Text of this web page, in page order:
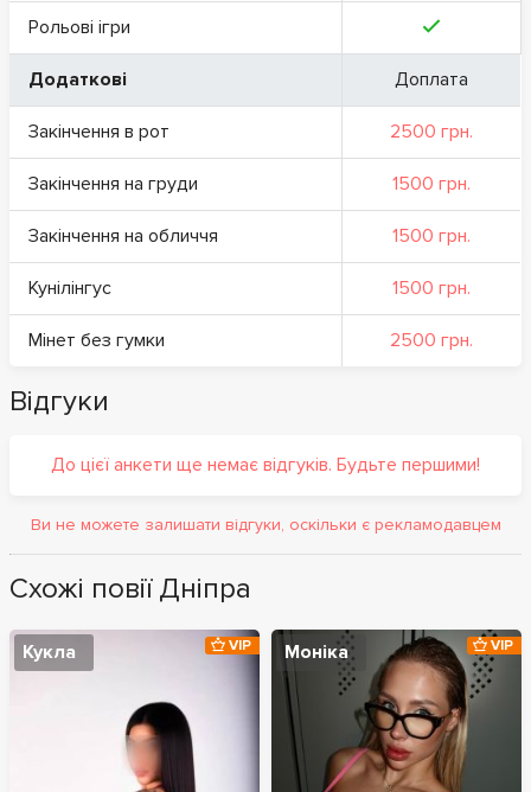
Рольові ігри
Додаткові Доплата
Закінчення в рот 2500 грн.
Закінчення на груди 1500 грн.
Закінчення на обличчя 1500 грн.
Кунілінгус 1500 грн.
Мінет без гумки 2500 грн.
Відгуки
До цієї анкети ще немає відгуків. Будьте першими!
Ви не можете залишати відгуки, оскільки є рекламодавцем
Схожі повії Дніпра
Кукла VIP Моніка VIP